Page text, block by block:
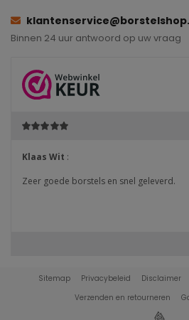
Binnen 24 uur antwoord op uw vraag
Sitemap Privacybeleid Disclaimer
Verzenden en retourneren